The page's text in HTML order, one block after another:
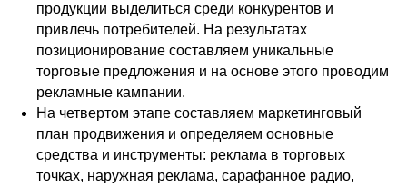
продукции выделиться среди конкурентов и
привлечь потребителей. На результатах
позиционирование составляем уникальные
торговые предложения и на основе этого проводим
рекламные кампании.
На четвертом этапе составляем маркетинговый
план продвижения и определяем основные
средства и инструменты: реклама в торговых
точках, наружная реклама, сарафанное радио,